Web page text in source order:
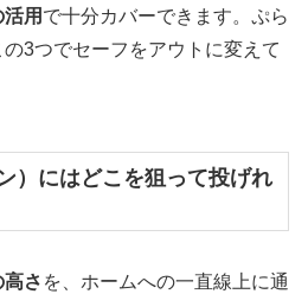
用 で十分カバーできます。ぷら
3つでセーフをアウトに変えて
）にはどこを狙って投げれ
さ を、ホームへの一直線上に通